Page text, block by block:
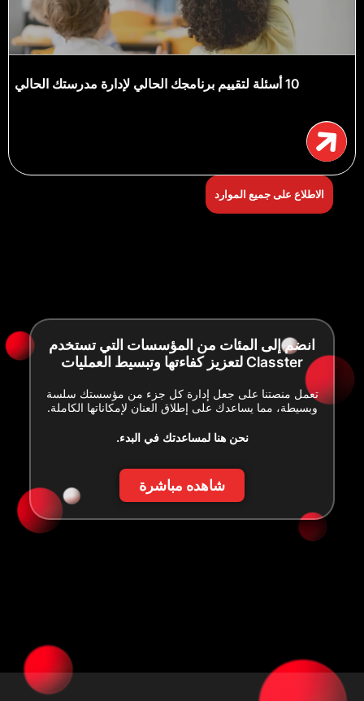
10 أسئلة لتقييم برنامجك الحالي لإدارة مدرستك الحالي
الاطلاع على جميع الموارد
انضم إلى المئات من المؤسسات التي تستخدم
Classter لتعزيز كفاءتها وتبسيط العمليات
تعمل منصتنا على جعل إدارة كل جزء من مؤسستك سلسة
وبسيطة، مما يساعدك على إطلاق العنان لإمكاناتها الكاملة.
نحن هنا لمساعدتك في البدء.
شاهده مباشرة